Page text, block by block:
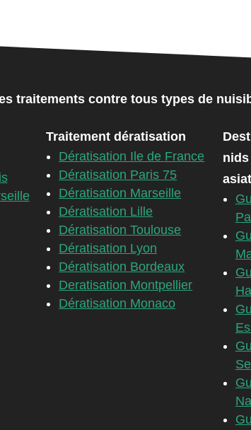
traitements contre tous types de
Traitement dératisation
Dératisation Ile de France
Dératisation Paris 75
Dératisation Marseille
Dératisation Lille
Dératisation Toulouse
Dératisation Lyon
Dératisation Bordeaux
Deratisation Montpellier
Dératisation Monaco